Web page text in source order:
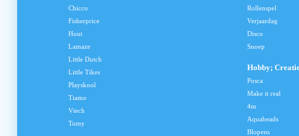
Chicco
Fisherprice
Hout
Lamaze
Little Dutch
Little Tikes
Playskool
Tiamo
Vtech
Tomy
Rollenspel
Verjaardag
Disco
Snoep
Hobby;
Posca
Make it real
4m
Aquabeads
Blopens